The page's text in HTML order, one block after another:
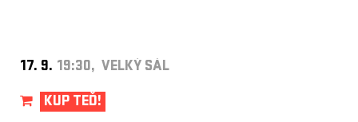
17. 9. 19:30, VELKÝ SÁL
KUP TEĎ!